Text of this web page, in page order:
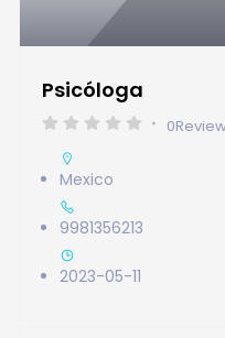
Psicóloga
0
Mexico
9981356213
2023-05-11